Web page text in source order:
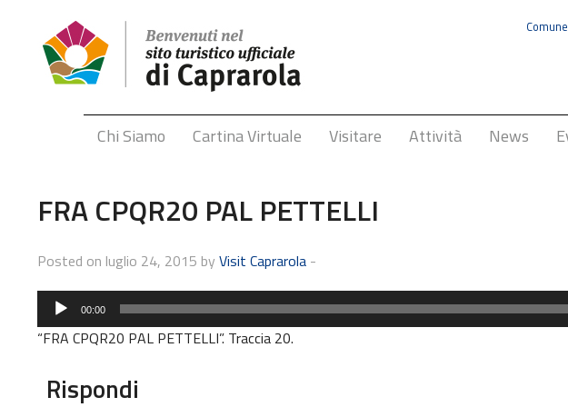
Chi Siamo Cartina Virtuale Visitare Attività News
FRA CPQR20 PAL PETTELLI
Posted on luglio 24, 2015 by Visit Caprarola-
Audio
Player
00:00
“FRA CPQR20 PAL PETTELLI”. Traccia 20.
Rispondi